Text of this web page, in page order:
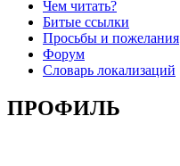
Чем читать?
Битые ссылки
Просьбы и пожелания
Форум
Словарь локализаций
ПРОФИЛЬ